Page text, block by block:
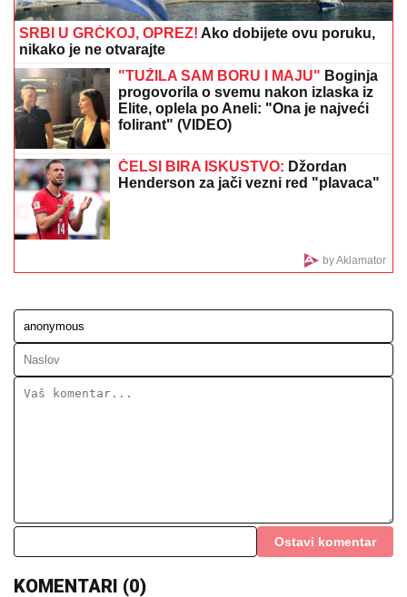
"Ne daj Bože da meni dete kaže nešto ružno! Ja sam
njih pratila": Pevačica otkrila šta je sve radila zbog
dece, o ovome nikada nije pričala
Mohamed
Salah je stigao, biće najplaćeniji igrač
Pevačica skockana od glave do pete,